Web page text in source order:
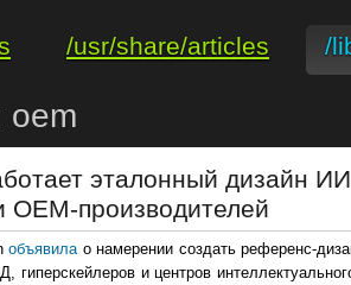
/usr/share/articles /
oem
эталонный дизайн
производителей
объявилао намерении создать референс-
и центров